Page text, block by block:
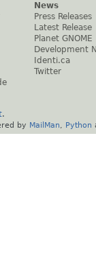
News
Press Releases
Latest Release
Planet GNOME
Development
Identi.ca
Twitter
.
by MailMan Python